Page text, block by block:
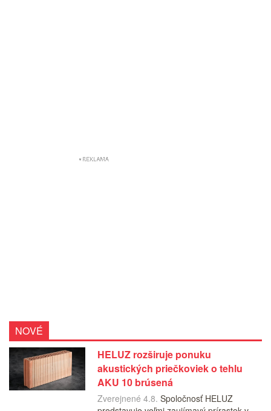
NOVÉ
HELUZ rozširuje ponuku
akustických priečkoviek o tehlu
AKU 10 brúsená
Zverejnené 4.8. Spoločnosť HELUZ